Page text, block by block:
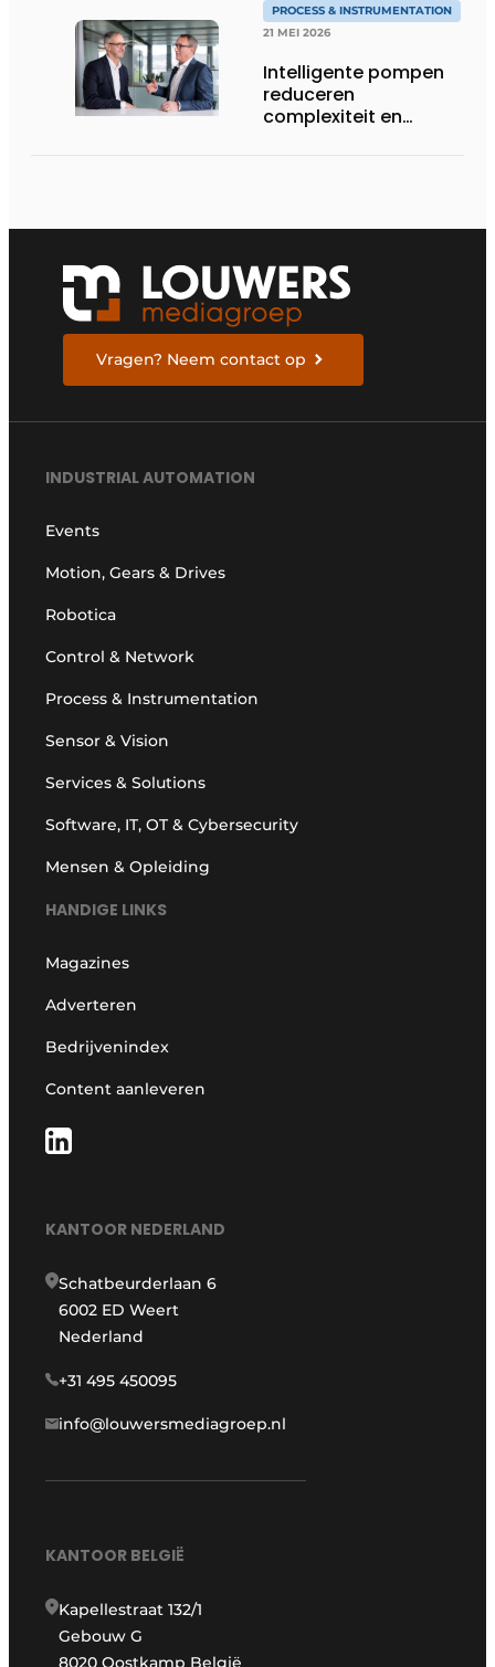
PROCESS & INSTRUMENTATION
21 MEI 2026
Intelligente pompen
reduceren
complexiteit en
Vragen? Neem contact op
INDUSTRIAL AUTOMATION
Events
Motion, Gears & Drives
Robotica
Control & Network
Process & Instrumentation
Sensor & Vision
Services & Solutions
Software, IT, OT & Cybersecurity
Mensen & Opleiding
HANDIGE LINKS
Magazines
Adverteren
Bedrijvenindex
Content aanleveren
KANTOOR NEDERLAND
Schatbeurderlaan 6
6002 ED Weert
Nederland
+31 495 450095
info@louwersmediagroep.nl
KANTOOR BELGIË
Kapellestraat 132/1
Gebouw G
8020 Oostkamp België